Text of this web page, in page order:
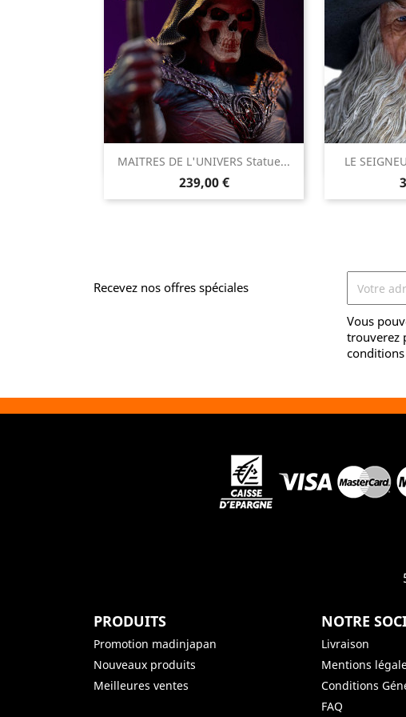
MAITRES DE L'UNIVERS Statue...
Prix
239,00 €
Aperçu rapide LE 
Recevez nos offres spéciales
Vous
trouverez
PRODUITS
Promotion madinjapan
Nouveaux produits
Meilleures ventes
NOTRE
Livraison
Mentions
Conditions
FAQ